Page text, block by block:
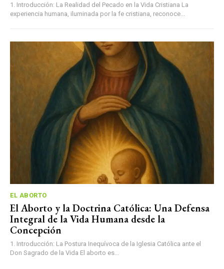
1. Introducción: La Realidad del Pecado en la Vida Cristiana La
experiencia humana, iluminada por la fe cristiana, reconoce...
EL ABORTO
El Aborto y la Doctrina Católica: Una Defensa
Integral de la Vida Humana desde la
Concepción
1. Introducción: La Postura Inequívoca de la Iglesia Católica ante el
Don Sagrado de la Vida El aborto es...